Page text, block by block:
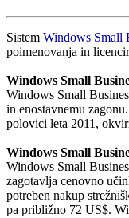
Sistem Windows Small
poimenovanja in
Windows Small
Windows Small
in enostavnemu
polovici leta 2011,
Windows Small
Windows Small
zagotavlja cenovno
potreben nakup
pa približno 72 US$.